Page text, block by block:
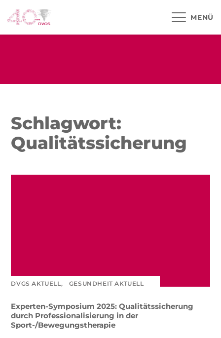
Schlagwort:
Qualitätssicherung
DVGS AKTUELL, GESUNDHEIT AKTUELL
Experten-Symposium 2025: Qualitätssicherung
durch Professionalisierung in der
Sport-/Bewegungstherapie
MENÜ